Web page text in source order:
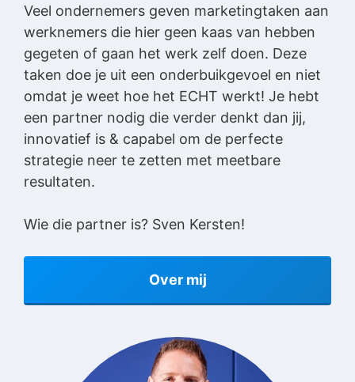
Veel ondernemers geven marketingtaken aan
werknemers die hier geen kaas van hebben
gegeten of gaan het werk zelf doen. Deze
taken doe je uit een onderbuikgevoel en niet
omdat je weet hoe het ECHT werkt! Je hebt
een partner nodig die verder denkt dan jij,
innovatief is & capabel om de perfecte
strategie neer te zetten met meetbare
resultaten.
Wie die partner is? Sven Kersten!
Over mij